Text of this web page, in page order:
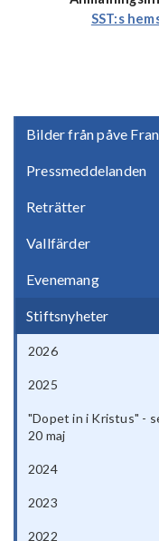
Bilder från påve
Pressmeddelanden
Reträtter
Vallfärder
Evenemang
Stiftsnyheter
2026
2025
"Dopet in i Kristus" -
20 maj
2024
2023
2022
SST:s